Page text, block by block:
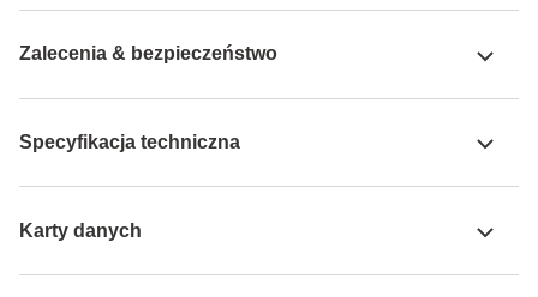
Zalecenia & bezpieczeństwo
Specyfikacja techniczna
Karty danych